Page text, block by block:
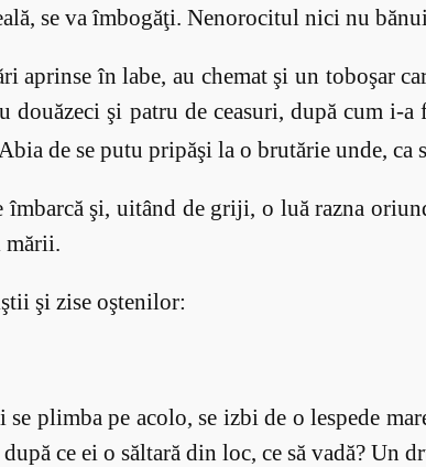
se va îmbogăţi. Nenorocitul nici nu
aprinse în labe, au chemat şi un toboşar
şi patru de ceasuri, după cum i-a
de se putu pripăşi la o brutărie unde, ca
şi, uitând de griji, o luă razna
mării.
şi zise oştenilor:
plimba pe acolo, se izbi de o lespede
ce ei o săltară din loc, ce să vadă? Un